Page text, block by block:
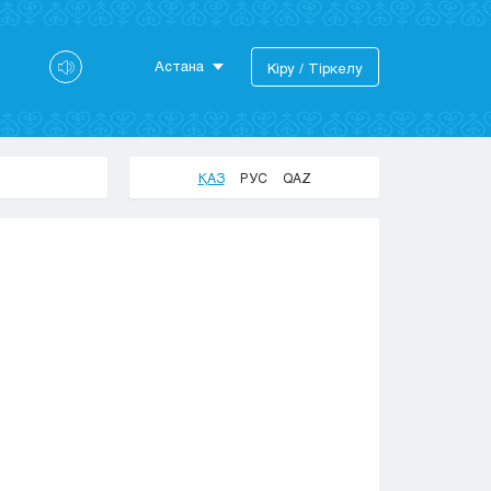
Астана
Актобе
Кіру / Тіркелу
ҚАЗ РУС QAZ